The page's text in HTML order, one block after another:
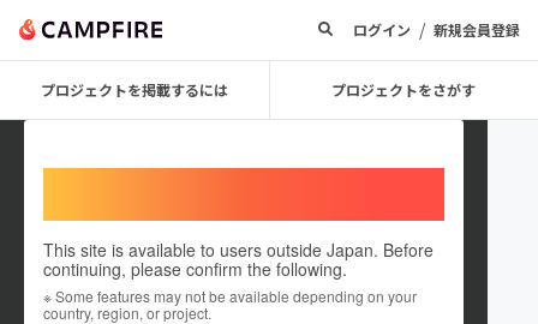
ログイン / 新規会員登録
プロジェクトを掲載するには プロジェクトをさがす
This site is available to users outside Japan. Before
continuing, please confirm the following.
※ Some features may not be available depending on your
country, region, or project.
corneille